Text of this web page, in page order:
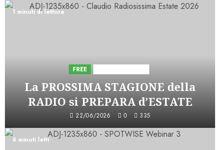
1 minuti di lettura
FREE
La PROSSIMA STAGIONE della
RADIO si PREPARA d’ESTATE
22/06/2026 0 335
6 minuti letti